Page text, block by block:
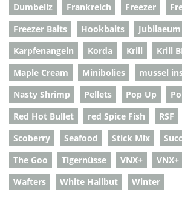
Dumbellz
Frankreich Freezer
Freezer Baits
Hookbaits Jubilaeum
Karpfenangeln
Korda Krill Krill
Maple Cream
Minibolies mussel
Nasty Shrimp
Pellets Pop Up
Red Hot Bullet
red Spice Fish RSF
Scoberry
Seafood Stick Mix
The Goo
Tigernüsse VNX+
Wafters
White Halibut Winter